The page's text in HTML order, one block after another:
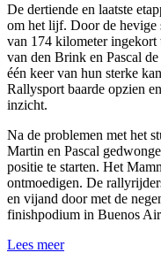
De dertiende en laatste
om het lijf. Door de hevige
van 174 kilometer
van den Brink en Pascal
één keer van hun sterke
Rallysport baarde opzien
inzicht.
Na de problemen met het
Martin en Pascal
positie te starten. Het
ontmoedigen. De
en vijand door met de
finishpodium in Buenos
Lees meer